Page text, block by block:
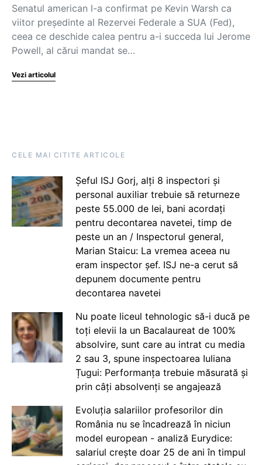
Senatul american l-a confirmat pe Kevin Warsh ca
viitor preşedinte al Rezervei Federale a SUA (Fed),
ceea ce deschide calea pentru a-i succeda lui Jerome
Powell, al cărui mandat se…
Vezi articolul
CELE MAI CITITE ARTICOLE
Șeful ISJ Gorj, alți 8 inspectori și
personal auxiliar trebuie să returneze
peste 55.000 de lei, bani acordați
pentru decontarea navetei, timp de
peste un an / Inspectorul general,
Marian Staicu: La vremea aceea nu
eram inspector șef. ISJ ne-a cerut să
depunem documente pentru
decontarea navetei
Nu poate liceul tehnologic să-i ducă pe
toți elevii la un Bacalaureat de 100%
absolvire, sunt care au intrat cu media
2 sau 3, spune inspectoarea Iuliana
Țugui: Performanța trebuie măsurată și
prin câți absolvenți se angajează
Evoluția salariilor profesorilor din
România nu se încadrează în niciun
model european - analiză Eurydice:
salariul crește doar 25 de ani în timpul